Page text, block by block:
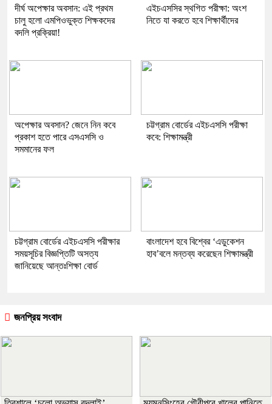
দীর্ঘ অপেক্ষার অবসান: এই প্রথম
চালু হলো এমপিওভুক্ত শিক্ষকদের
বদলি প্রক্রিয়া!
এইচএসসির স্থগিত পরীক্ষা: অংশ
নিতে যা করতে হবে শিক্ষার্থীদের
অপেক্ষার অবসান? জেনে নিন কবে
প্রকাশ হতে পারে এসএসসি ও
সমমানের ফল
চট্টগ্রাম বোর্ডের এইচএসসি পরীক্ষা
কবে: শিক্ষামন্ত্রী
চট্টগ্রাম বোর্ডের এইচএসসি পরীক্ষার
সময়সূচির বিজ্ঞপ্তিটি অসত্য
জানিয়েছে আন্তঃশিক্ষা বোর্ড
বাংলাদেশ হবে বিশ্বের ‘এডুকেশন
হাব’বলে মন্তব্য করেছেন শিক্ষামন্ত্রী
জনপ্রিয় সংবাদ